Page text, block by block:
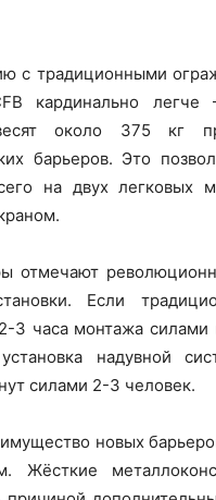
с традиционными
кардинально
около 375 кг
барьеров. Это
на двух легковых
отмечают
Если
3 часа монтажа силами
надувной
силами 2-3 человек.
новых
Жёсткие